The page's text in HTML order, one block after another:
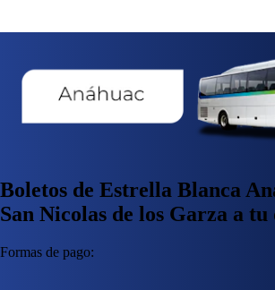
Boletos de Estrella Blanca
San Nicolas de los Garza a tu
Formas de pago: